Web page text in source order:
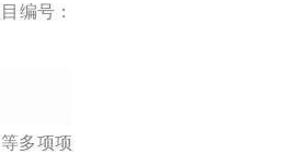
编号：
多项项